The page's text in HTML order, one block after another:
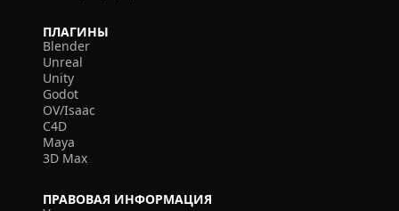
ПЛАГИНЫ
Blender
Unreal
Unity
Godot
OV/Isaac
C4D
Maya
3D Max
ПРАВОВАЯ ИНФОРМАЦИЯ